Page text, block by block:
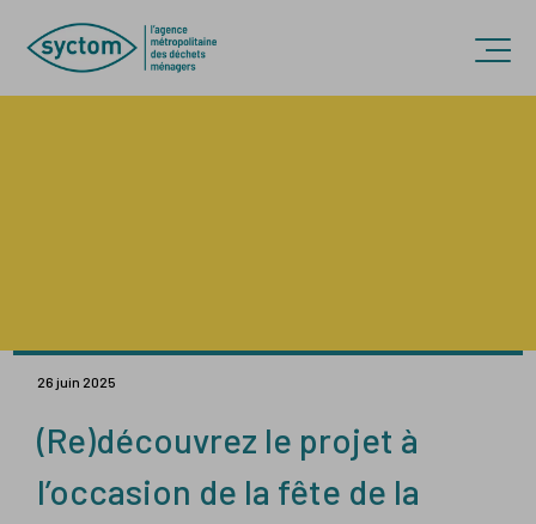
Accèder directement au contenu
26 juin 2025
(Re)découvrez le projet à
l’occasion de la fête de la